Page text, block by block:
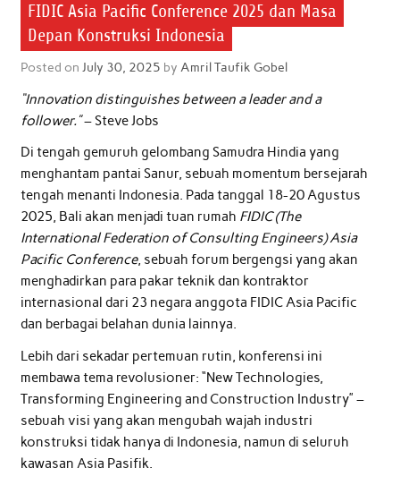
FIDIC Asia Pacific Conference 2025 dan Masa
Depan Konstruksi Indonesia
Posted on July 30, 2025 by Amril Taufik Gobel
“Innovation distinguishes between a leader and a
follower.”– Steve Jobs
Di tengah gemuruh gelombang Samudra Hindia yang
menghantam pantai Sanur, sebuah momentum bersejarah
tengah menanti Indonesia. Pada tanggal 18-20 Agustus
2025, Bali akan menjadi tuan rumah FIDIC (The
International Federation of Consulting Engineers)Asia
Pacific Conference, sebuah forum bergengsi yang akan
menghadirkan para pakar teknik dan kontraktor
internasional dari 23 negara anggota FIDIC Asia Pacific
dan berbagai belahan dunia lainnya.
Lebih dari sekadar pertemuan rutin, konferensi ini
membawa tema revolusioner: “New Technologies,
Transforming Engineering and Construction Industry” –
sebuah visi yang akan mengubah wajah industri
konstruksi tidak hanya di Indonesia, namun di seluruh
kawasan Asia Pasifik.